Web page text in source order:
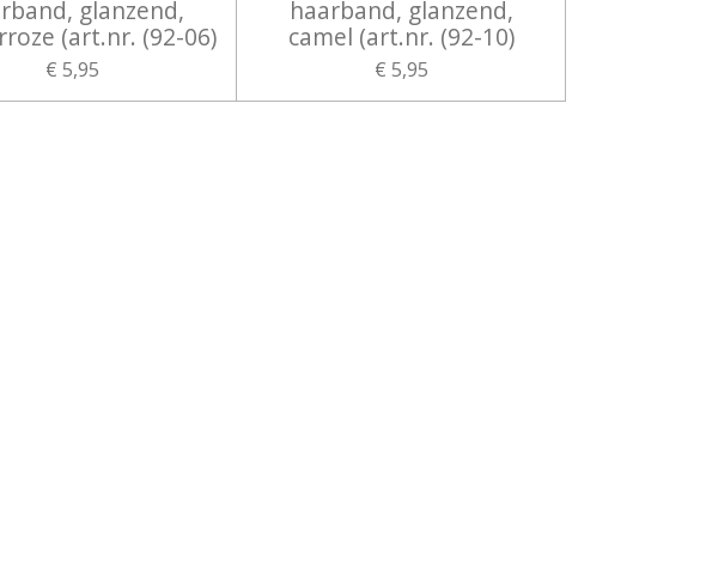
glanzend,
(art.nr. (92-06)
€ 5,95
haarband, glanzend,
camel (art.nr. (92-10)
€ 5,95